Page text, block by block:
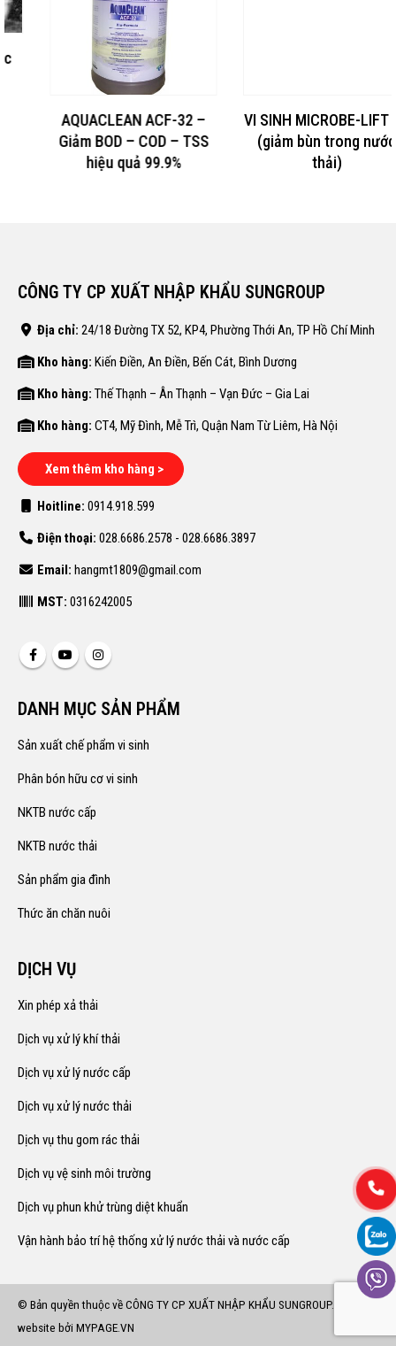
AQUACLEAN ACF-32 –
Giảm BOD – COD – TSS
hiệu quả 99.9%
VI SINH MICROBE-LIFT SA
(giảm bùn trong nước
CÔNG TY CP XUẤT NHẬP KHẨU SUNGROUP
Địa chỉ: 24/18 Đường TX 52, KP4, Phường Thới An, TP Hồ Chí Minh
Kho hàng: Kiến Điền, An Điền, Bến Cát, Bình Dương
Kho hàng: Thế Thạnh – Ân Thạnh – Vạn Đức – Gia Lai
Kho hàng: CT4, Mỹ Đình, Mễ Trì, Quận Nam Từ Liêm, Hà Nội
Xem thêm kho hàng >
Hoitline: 0914.918.599
Điện thoại: 028.6686.2578 - 028.6686.3897
Email: hangmt1809@gmail.com
MST: 0316242005
DANH MỤC SẢN PHẨM
Sản xuất chế phẩm vi sinh
Phân bón hữu cơ vi sinh
NKTB nước cấp
NKTB nước thải
Sản phẩm gia đình
Thức ăn chăn nuôi
DỊCH VỤ
Xin phép xả thải
Dịch vụ xử lý khí thải
Dịch vụ xử lý nước cấp
Dịch vụ xử lý nước thải
Dịch vụ thu gom rác thải
Dịch vụ vệ sinh môi trường
Dịch vụ phun khử trùng diệt khuẩn
Vận hành bảo trí hệ thống xử lý nước thải và nước cấp
© Bản quyền thuộc về CÔNG TY CP XUẤT NHẬP KHẨU SUNGROUP.
website bởi MYPAGE.VN